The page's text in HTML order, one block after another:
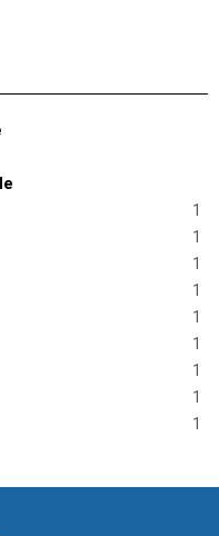
1
1
1
1
1
1
1
1
1